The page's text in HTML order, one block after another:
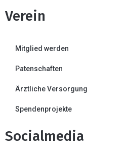
Verein
Mitglied werden
Patenschaften
Ärztliche Versorgung
Spendenprojekte
Socialmedia